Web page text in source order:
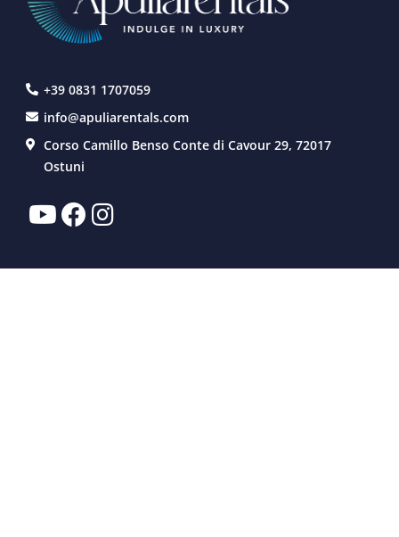
+39 0831 1707059
info@apuliarentals.com
Corso Camillo Benso Conte di Cavour 29, 72017
Ostuni